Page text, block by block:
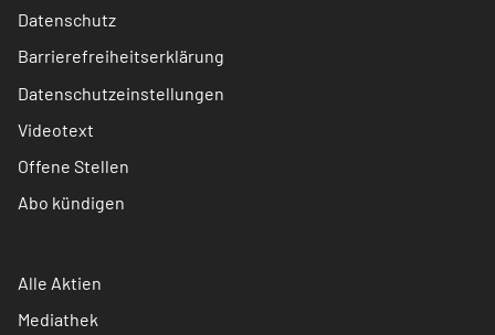
Datenschutz
Barrierefreiheitserklärung
Datenschutzeinstellungen
Videotext
Offene Stellen
Abo kündigen
Alle Aktien
Mediathek